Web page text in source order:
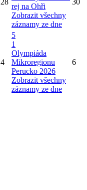
rej na Ohři
Zobrazit všechny
záznamy ze dne
4
5
1
Olympiáda
Mikroregionu
Perucko 2026
Zobrazit všechny
záznamy ze dne
6